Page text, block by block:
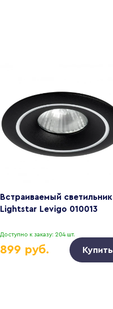
Встраиваемый светильник
Lightstar Levigo 010013
Доступно к заказу: 204 шт.
899 руб. Купить